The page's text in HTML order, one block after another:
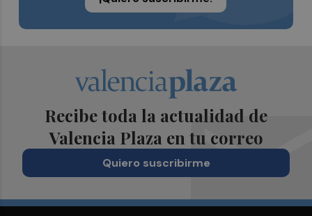
Recibe toda la actualidad de
Valencia Plaza en tu correo
Quiero suscribirme